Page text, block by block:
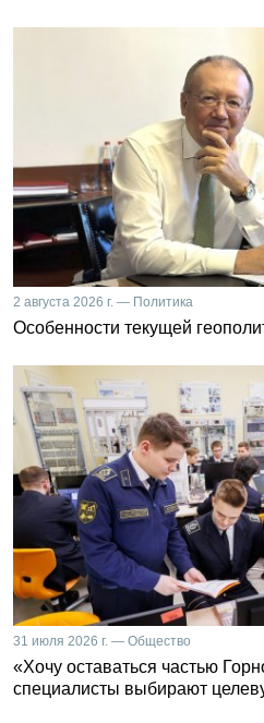
2 августа 2026 г. — Политика
Особенности текущей
31 июля 2026 г. — Общество
«Хочу оставаться частью
специалисты выбирают